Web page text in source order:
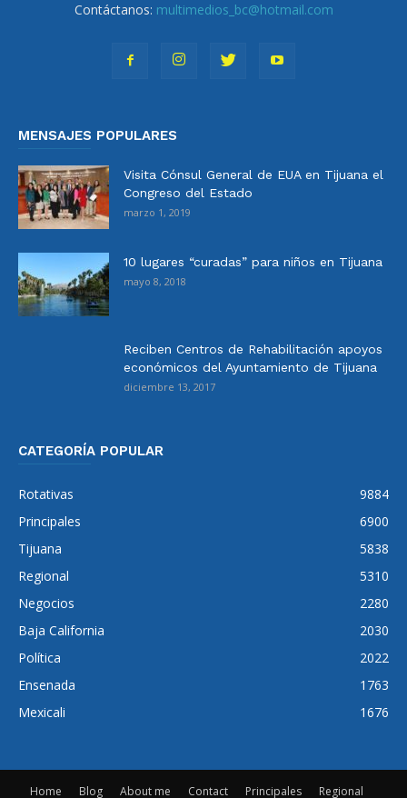
Contáctanos: multimedios_bc@hotmail.com
MENSAJES POPULARES
Visita Cónsul General de EUA en Tijuana el
Congreso del Estado
marzo 1, 2019
10 lugares “curadas” para niños en Tijuana
mayo 8, 2018
Reciben Centros de Rehabilitación apoyos
económicos del Ayuntamiento de Tijuana
diciembre 13, 2017
CATEGORÍA POPULAR
Rotativas
9884
Principales
6900
Tijuana
5838
Regional
5310
Negocios
2280
Baja California
2030
Política
2022
Ensenada
1763
Mexicali
1676
Home Blog About me Contact Principales Regional